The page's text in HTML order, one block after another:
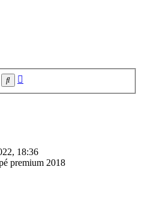
Suche
18:36
premium 2018